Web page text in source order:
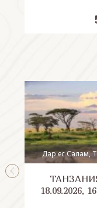
Дар ес Салам,
18.09.2026,